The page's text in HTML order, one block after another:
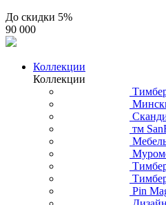
До скидки 5%
90 000
Коллекции
Коллекции
тм
Pin